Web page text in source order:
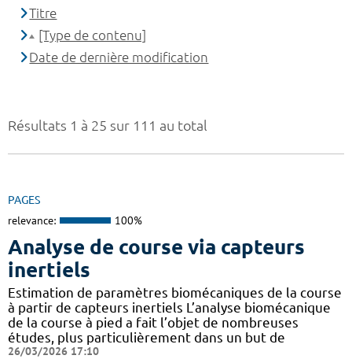
Résultats 1 à 25 sur 111 au total
PAGES
relevance: 100%
Analyse de course via capteurs
inertiels
Estimation de paramètres biomécaniques de la course
à partir de capteurs inertiels L’analyse biomécanique
de la course à pied a fait l’objet de nombreuses
études, plus particulièrement dans un but de
26/03/2026 17:10
Titre
[Type de contenu]
Date de dernière modification